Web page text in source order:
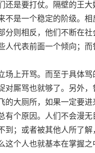
还是要打仗。隔壁的王
不是一个稳定的阶级。
分则相反，他们不断在
人代表前面一个倾向；
上开骂。而至于具体骂
厮骂也就够了。另外，
的大厕所，如果一定要
个原因。人们不会漫无
；或者被其他人所了解
个人也就基本在掌握之